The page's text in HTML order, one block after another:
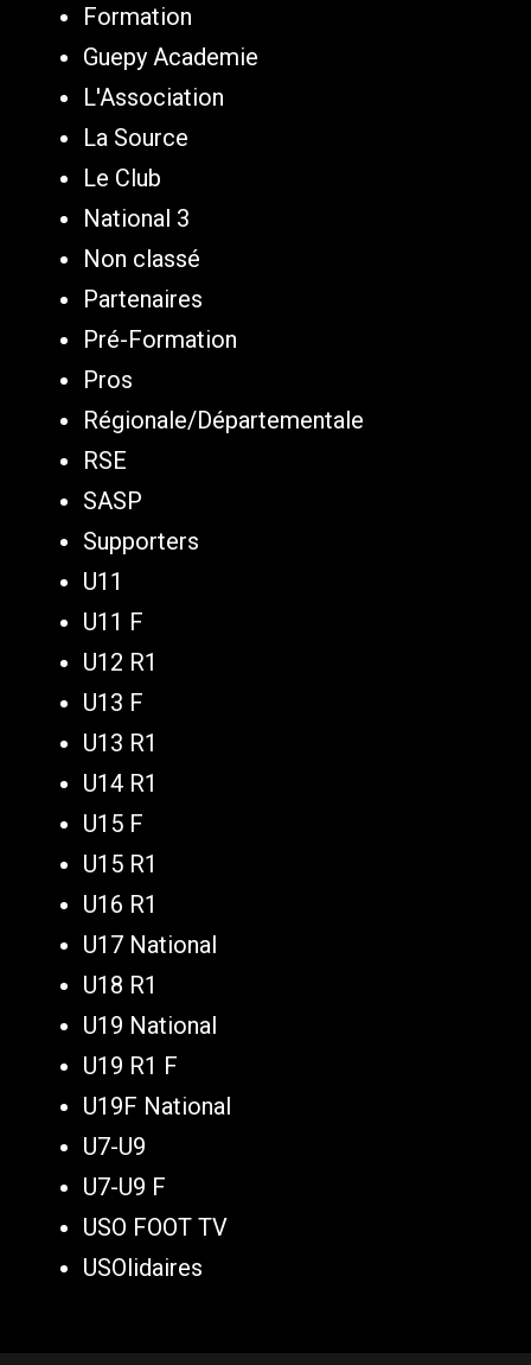
Formation
Guepy Academie
L'Association
La Source
Le Club
National 3
Non classé
Partenaires
Pré-Formation
Pros
Régionale/Départementale
RSE
SASP
Supporters
U11
U11 F
U12 R1
U13 F
U13 R1
U14 R1
U15 F
U15 R1
U16 R1
U17 National
U18 R1
U19 National
U19 R1 F
U19F National
U7-U9
U7-U9 F
USO FOOT TV
USOlidaires